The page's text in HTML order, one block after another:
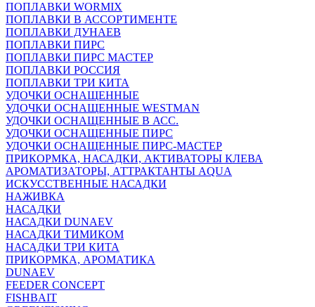
ПОПЛАВКИ WORMIX
ПОПЛАВКИ В АССОРТИМЕНТЕ
ПОПЛАВКИ ДУНАЕВ
ПОПЛАВКИ ПИРС
ПОПЛАВКИ ПИРС МАСТЕР
ПОПЛАВКИ РОССИЯ
ПОПЛАВКИ ТРИ КИТА
УДОЧКИ ОСНАЩЕННЫЕ
УДОЧКИ ОСНАЩЕННЫЕ WESTMAN
УДОЧКИ ОСНАЩЕННЫЕ В АСС.
УДОЧКИ ОСНАЩЕННЫЕ ПИРС
УДОЧКИ ОСНАЩЕННЫЕ ПИРС-МАСТЕР
ПРИКОРМКА, НАСАДКИ, АКТИВАТОРЫ КЛЕВА
АРОМАТИЗАТОРЫ, АТТРАКТАНТЫ AQUA
ИСКУССТВЕННЫЕ НАСАДКИ
НАЖИВКА
НАСАДКИ
НАСАДКИ DUNAEV
НАСАДКИ ТИМИКОМ
НАСАДКИ ТРИ КИТА
ПРИКОРМКА, АРОМАТИКА
DUNAEV
FEEDER CONCEPT
FISHBAIT